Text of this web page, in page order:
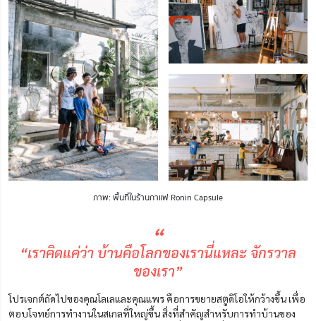
ภาพ: พื้นที่ในร้านกาแฟ Ronin Capsule
“
“เราคิดแค่ว่า บ้านคือโลกของเรานี่แหละ จักรวาล
ของเรา”
โปรเจกต์ถัดไปของคุณโลเลและคุณแพร คือการขยายสตูดิโอให้กว้างขึ้น เพื่อ
ตอบโจทย์การทำงานในสเกลที่ใหญ่ขึ้น สิ่งที่สำคัญสำหรับการทำบ้านของ